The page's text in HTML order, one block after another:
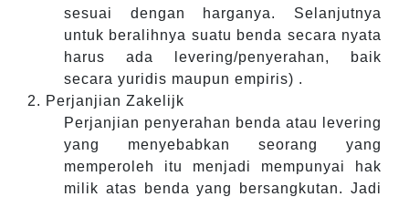
sesuai dengan harganya. Selanjutnya
untuk beralihnya suatu benda secara nyata
harus ada levering/penyerahan, baik
secara yuridis maupun empiris) .
2. Perjanjian Zakelijk
Perjanjian penyerahan benda atau levering
yang menyebabkan seorang yang
memperoleh itu menjadi mempunyai hak
milik atas benda yang bersangkutan. Jadi